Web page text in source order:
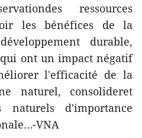
ressources
les bénéfices de la
durable,
ont un impact négatif
l'efficacité de la
naturel, consolideret
naturels d'importance
VNA